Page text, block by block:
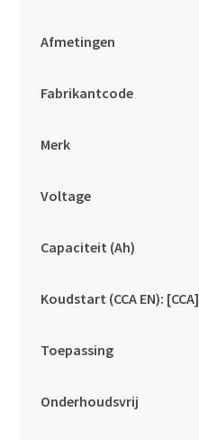
Afmetingen
Fabrikantcode
Merk
Voltage
Capaciteit (Ah)
Koudstart (CCA EN): [CCA]
Toepassing
Onderhoudsvrij